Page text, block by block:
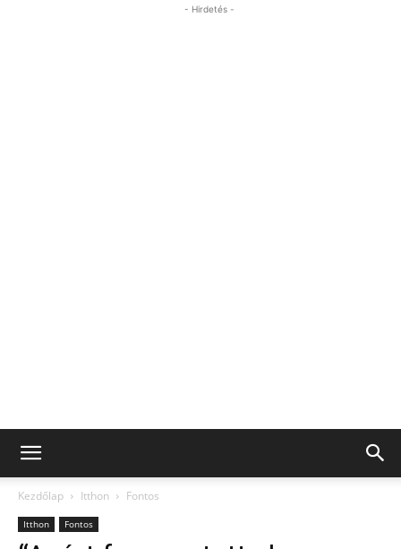
- Hirdetés -
Kezdőlap Itthon Fontos
Itthon Fontos